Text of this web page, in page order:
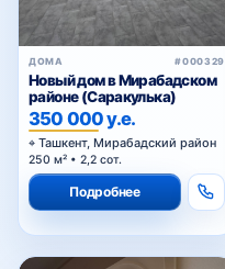
ДОМА #000329
Новый дом в Мирабадском
районе (Саракулька)
350 000 у.е.
Ташкент, Мирабадский район
250 м² • 2,2 сот.
Подробнее